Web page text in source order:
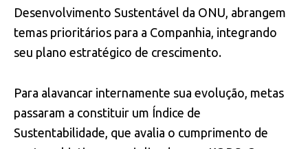
Desenvolvimento Sustentável da ONU, abrangem
temas prioritários para a Companhia, integrando
seu plano estratégico de crescimento.
Para alavancar internamente sua evolução, metas
passaram a constituir um Índice de
Sustentabilidade, que avalia o cumprimento de